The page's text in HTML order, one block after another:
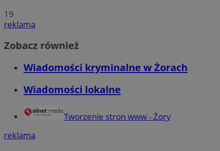
19
reklama
Zobacz również
Wiadomości kryminalne w Żorach
Wiadomości lokalne
Tworzenie stron www - Żory
reklama